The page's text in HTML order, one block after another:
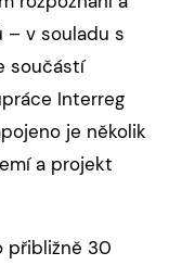
– v souladu s
součástí
Interreg
je několik
a projekt
přibližně 30